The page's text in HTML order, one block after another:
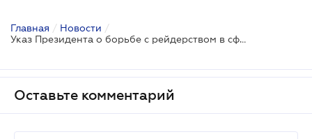
Главная / Новости /
Указ Президента о борьбе с рейдерством в сфере регистрации поможет избежать ряда проблем – мнение эксперта
Оставьте комментарий